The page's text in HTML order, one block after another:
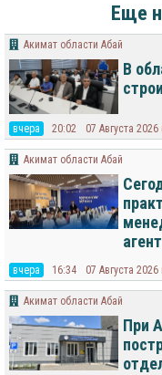
Еще
Акимат области Абай
В
вчера 20:02 07 Августа 2026
Акимат области Абай
вчера 16:34 07 Августа 2026
Акимат области Абай
При